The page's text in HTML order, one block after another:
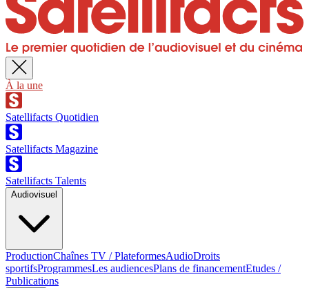
À la une
Satellifacts Quotidien
Satellifacts Magazine
Satellifacts Talents
Audiovisuel
ProductionChaînes TV / PlateformesAudioDroits
sportifsProgrammesLes audiencesPlans de financementEtudes /
Publications